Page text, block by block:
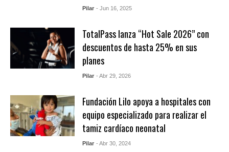
Pilar - Jun 16, 2025
TotalPass lanza “Hot Sale 2026” con
descuentos de hasta 25% en sus
planes
Pilar - Abr 29, 2026
Fundación Lilo apoya a hospitales con
equipo especializado para realizar el
tamiz cardíaco neonatal
Pilar - Abr 30, 2024